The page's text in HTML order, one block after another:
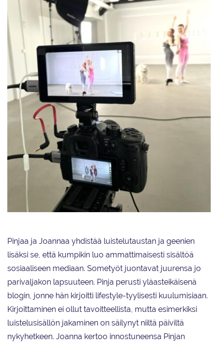
Pinjaa ja Joannaa yhdistää luistelutaustan ja geenien
lisäksi se, että kumpikin luo ammattimaisesti sisältöä
sosiaaliseen mediaan. Sometyöt juontavat juurensa jo
parivaljakon lapsuuteen. Pinja perusti yläasteikäisenä
blogin, jonne hän kirjoitti lifestyle-tyylisesti kuulumisiaan.
Kirjoittaminen ei ollut tavoitteellista, mutta esimerkiksi
luistelusisällön jakaminen on säilynyt niiltä päiviltä
nykyhetkeen. Joanna kertoo innostuneensa Pinjan